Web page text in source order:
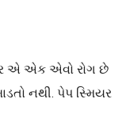
એ એક એવો રોગ છે
નથી. પેપ સ્મિયર